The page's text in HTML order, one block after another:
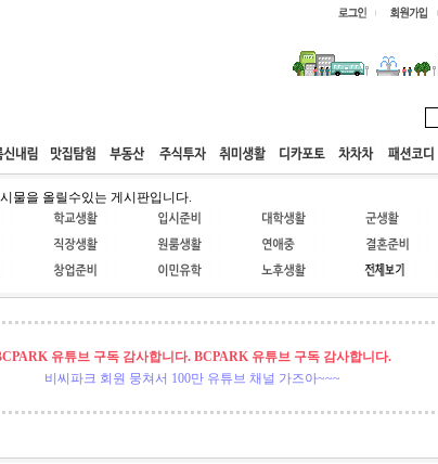
공동구매 고객센터
물을 올릴수있는 게시판입니다.
유튜브 구독 감사합니다. BCPARK 유튜브 구독 감사합니다.
비씨파크 회원 뭉쳐서 100만 유튜브 채널 가즈아~~~